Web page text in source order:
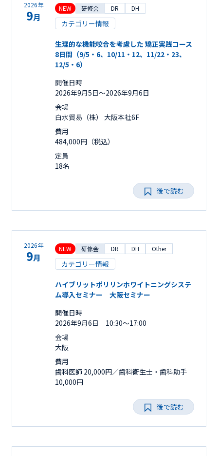
2026年
9月
NEW 研修会 DR DH
カテゴリー情報
生理的な機能咬合を考慮した 矯正実践コース
8日間（9/5・6、10/11・12、11/22・23、
12/5・6）
開催日時
2026年9月5日〜2026年9月6日
会場
白水貿易（株） 大阪本社6F
費用
484,000円（税込）
定員
18名
後で読む
2026年
9月
NEW 研修会 DR DH Other
カテゴリー情報
ハイブリットポリリンホワイトニングシステ
ム導入セミナー 大阪セミナー
開催日時
2026年9月6日 10:30～17:00
会場
大阪
費用
歯科医師 20,000円／歯科衛生士・歯科助手
10,000円
後で読む